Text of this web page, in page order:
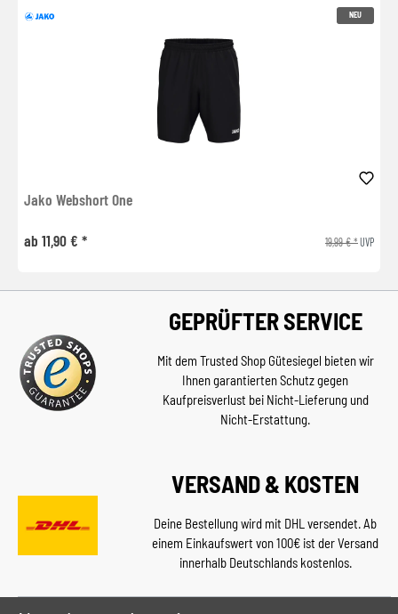
NEU
Jako Webshort One
ab 11,90 € * 19,99 € *UVP
GEPRÜFTER SERVICE
Mit dem Trusted Shop Gütesiegel bieten wir
Ihnen garantierten Schutz gegen
Kaufpreisverlust bei Nicht-Lieferung und
Nicht-Erstattung.
VERSAND & KOSTEN
Deine Bestellung wird mit DHL versendet. Ab
einem Einkaufswert von 100€ ist der Versand
innerhalb Deutschlands kostenlos.